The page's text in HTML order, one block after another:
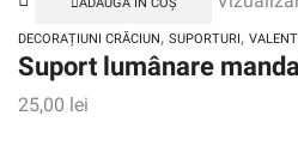
DECORAȚIUNI CRĂCIUN, SUPORTURI,
Suport lumânare
25,00 lei